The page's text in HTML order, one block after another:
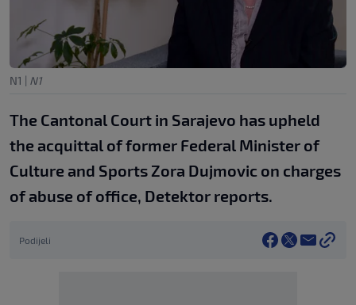
N1 | N1
The Cantonal Court in Sarajevo has upheld
the acquittal of former Federal Minister of
Culture and Sports Zora Dujmovic on charges
of abuse of office, Detektor reports.
Podijeli